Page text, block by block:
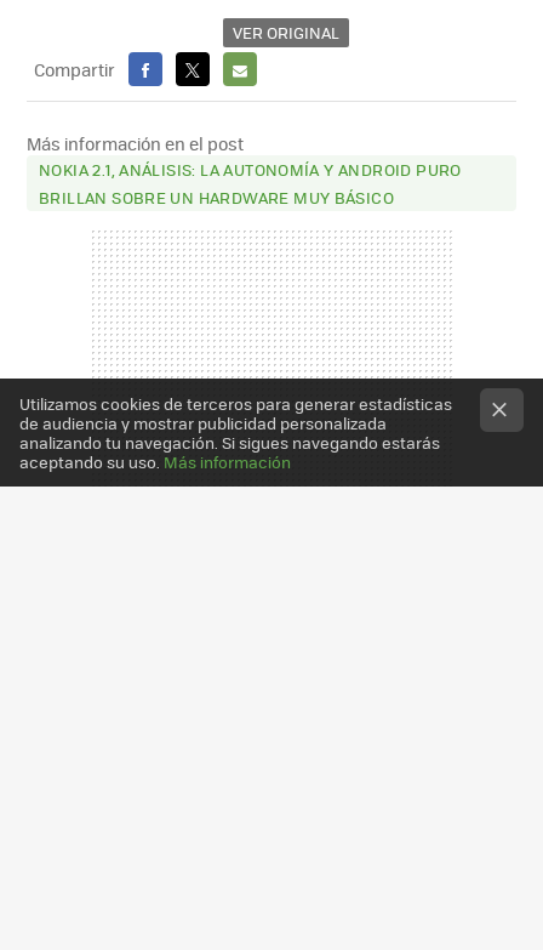
VER ORIGINAL
Compartir
FACEBOOK
X
E-
MAIL
Más información en el post
NOKIA 2.1, ANÁLISIS: LA AUTONOMÍA Y ANDROID PURO
BRILLAN SOBRE UN HARDWARE MUY BÁSICO
Utilizamos cookies de terceros para generar estadísticas
de audiencia y mostrar publicidad personalizada
analizando tu navegación. Si sigues navegando estarás
aceptando su uso. Más información